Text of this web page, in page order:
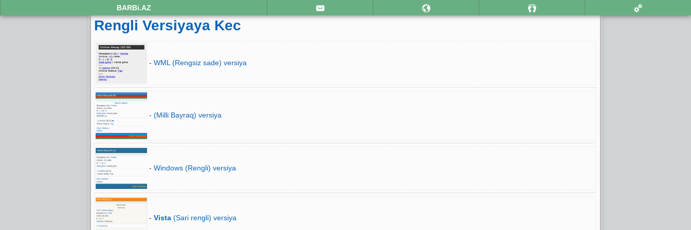
BARBi.AZ
Rengli Versiyaya Kec
- WML (Rengsiz sade) versiya
- (Milli Bayraq) versiya
- Windows (Rengli) versiya
- Vista (Sari rengli) versiya